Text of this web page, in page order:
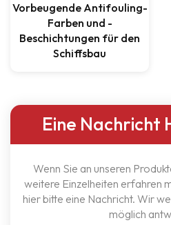
Vorbeugende Antifouling-
Farben und -
Beschichtungen für den
Schiffsbau
Eine Nachricht
Wenn Sie an unseren
weitere Einzelheiten erfahren
hier bitte eine Nachricht. Wir
möglich